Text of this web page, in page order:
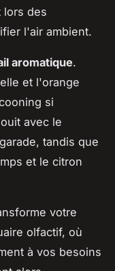
lors des
l'air ambient.
aromatique.
et l'orange
si
avec le
tandis que
et le citron
votre
olfactif, où
à vos besoins